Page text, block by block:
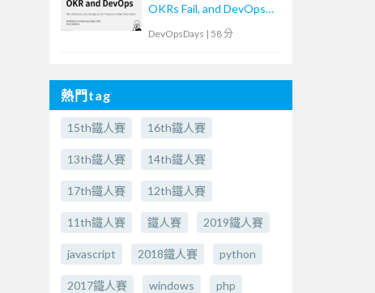
OKRs Fail, and DevOps
as the Practice to Make
DevOps -なぜOKRは失
てのDevOps-
DevOpsDays | 58 分
熱門tag
15th鐵人賽 16th鐵人賽
13th鐵人賽 14th鐵人賽
17th鐵人賽 12th鐵人賽
11th鐵人賽 鐵人賽 2019鐵人賽
javascript 2018鐵人賽 python
2017鐵人賽 windows php